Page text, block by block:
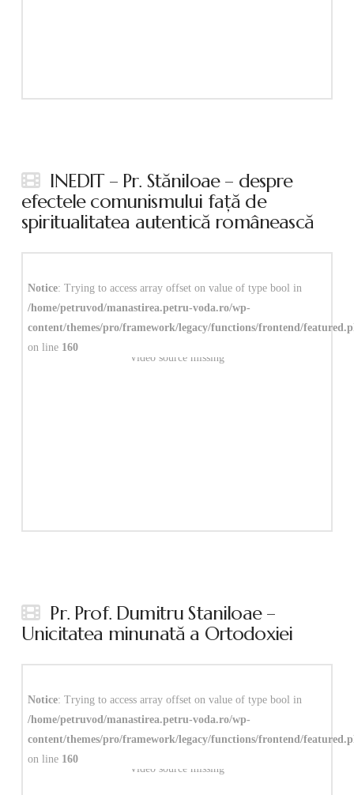
INEDIT – Pr. Stăniloae – despre
efectele comunismului faţă de
spiritualitatea autentică românească
Notice: Trying to access array offset on value of type bool in
/home/petruvod/manastirea.petru-voda.ro/wp-
content/themes/pro/framework/legacy/functions/frontend/
on line 160
Video source missing
Pr. Prof. Dumitru Staniloae –
Unicitatea minunată a Ortodoxiei
Notice: Trying to access array offset on value of type bool in
/home/petruvod/manastirea.petru-voda.ro/wp-
content/themes/pro/framework/legacy/functions/frontend/
on line 160
Video source missing